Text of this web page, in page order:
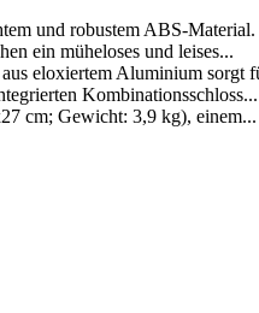
und robustem ABS-Material.
ein müheloses und leises...
eloxiertem Aluminium sorgt
Kombinationsschloss...
cm; Gewicht: 3,9 kg), einem...